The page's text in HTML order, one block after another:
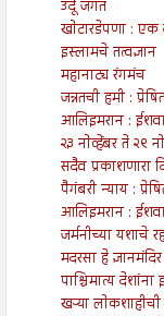
उर्दू जगत
खोटारडेपणा : एक
इस्लामचे तत्वज्ञान
महानाट्य रंगमंच
जन्नतची हमी :
आलिइमरान :
२३ नोव्हेंबर ते २९
सदैव प्रकाशणारा
पैगंबरी न्याय :
आलिइमरान :
जर्मनीच्या यशाचे
मदरसा हे ज्ञानमंदिर
पाश्चिमात्य
खऱ्या